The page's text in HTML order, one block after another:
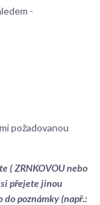
-
požadovanou
( ZRNKOVOU nebo
si přejete jinou
poznámky (např.: